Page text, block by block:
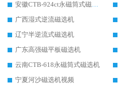
安徽CTB-924ct永磁筒式磁选机
广西湿式逆流磁选机
辽宁半逆流式磁选机
广东高强磁平板磁选机
云南CTB-618永磁筒式磁选机
宁夏河沙磁选机视频